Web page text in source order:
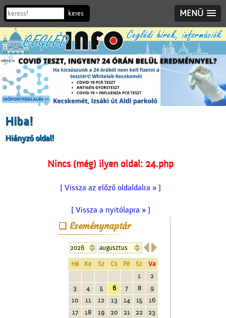
MENÜ
Hiba!
Hiányzó oldal!
Nincs (még) ilyen oldal: 24.php
[ Vissza az előző oldaldalra » ]
[ Vissza a nyitólapra » ]
Eseménynaptár

Hé Ke Sz Cs Pé Sz
Va
1
2
3
4 5 6 7 8
9
10
11 12 13 14 15
16
17
18 19 20 21 22
23